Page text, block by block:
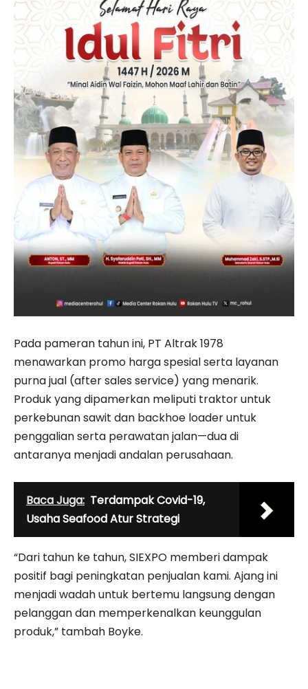
Pada pameran tahun ini, PT Altrak 1978
menawarkan promo harga spesial serta layanan
purna jual (after sales service) yang menarik.
Produk yang dipamerkan meliputi traktor untuk
perkebunan sawit dan backhoe loader untuk
penggalian serta perawatan jalan—dua di
antaranya menjadi andalan perusahaan.
Baca Juga: Terdampak Covid-19,
Usaha Seafood Atur Strategi
“Dari tahun ke tahun, SIEXPO memberi dampak
positif bagi peningkatan penjualan kami. Ajang ini
menjadi wadah untuk bertemu langsung dengan
pelanggan dan memperkenalkan keunggulan
produk,” tambah Boyke.